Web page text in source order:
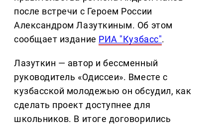
после встречи с Героем России
Александром Лазуткиным. Об этом
сообщает издание РИА "Кузбасс".
Лазуткин — автор и бессменный
руководитель «Одиссеи». Вместе с
кузбасской молодежью он обсудил, как
сделать проект доступнее для
школьников. В итоге договорились